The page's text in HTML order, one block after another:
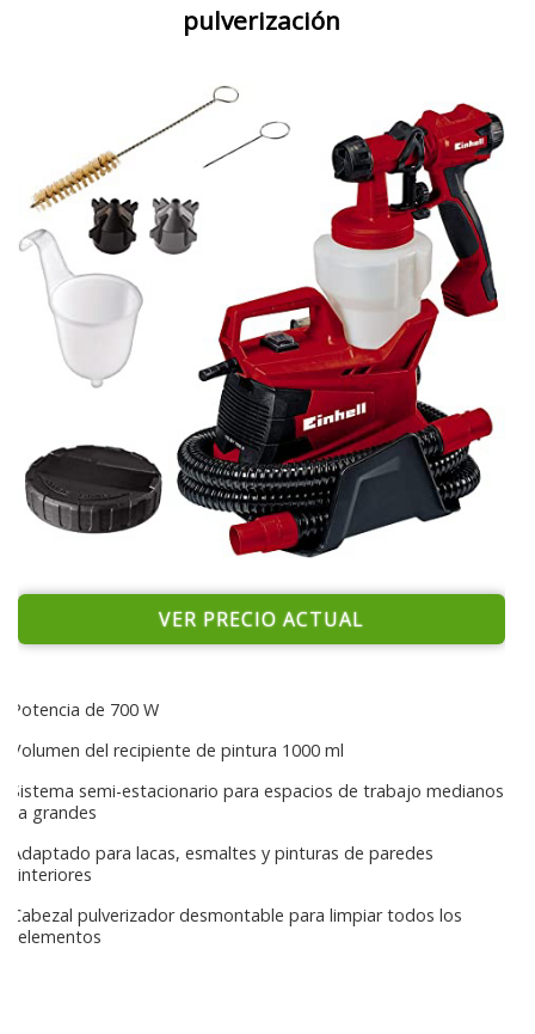
pulverización
VER PRECIO ACTUAL
Potencia de 700 W
Volumen del recipiente de pintura 1000 ml
Sistema semi-estacionario para espacios de trabajo medianos
a grandes
Adaptado para lacas, esmaltes y pinturas de paredes
interiores
Cabezal pulverizador desmontable para limpiar todos los
elementos